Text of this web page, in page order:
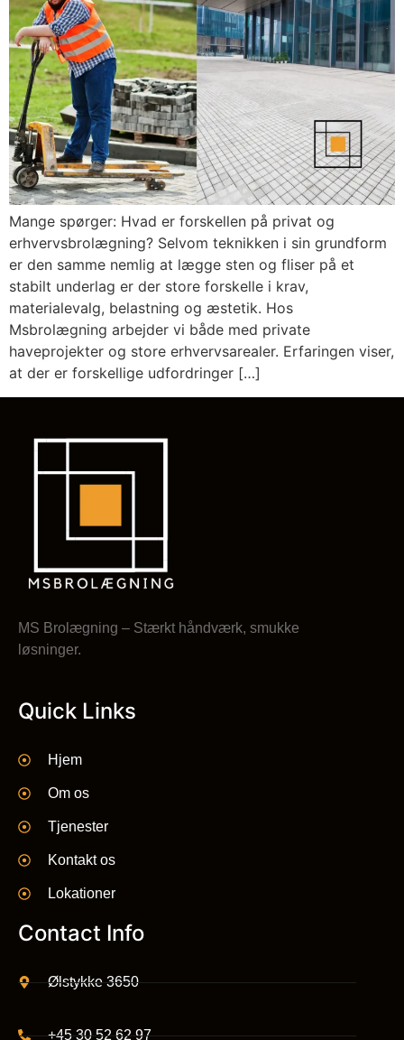
Mange spørger: Hvad er forskellen på privat og
erhvervsbrolægning? Selvom teknikken i sin grundform
er den samme nemlig at lægge sten og fliser på et
stabilt underlag er der store forskelle i krav,
materialevalg, belastning og æstetik. Hos
Msbrolægning arbejder vi både med private
haveprojekter og store erhvervsarealer. Erfaringen viser,
at der er forskellige udfordringer […]
MS Brolægning – Stærkt håndværk, smukke
løsninger.
Quick Links
Hjem
Om os
Tjenester
Kontakt os
Lokationer
Contact Info
Ølstykke 3650
+45 30 52 62 97